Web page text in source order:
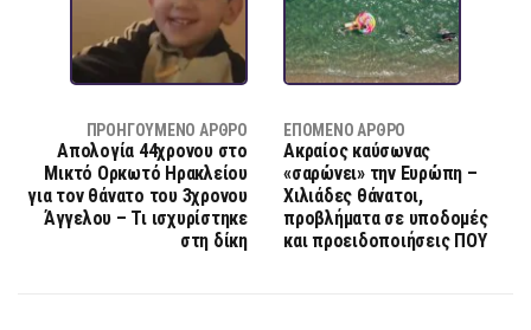
ΠΡΟΗΓΟΎΜΕΝΟ ΆΡΘΡΟ
Απολογία 44χρονου στο
Μικτό Ορκωτό Ηρακλείου
για τον θάνατο του 3χρονου
Άγγελου – Τι ισχυρίστηκε
στη δίκη
ΕΠΌΜΕΝΟ ΆΡΘΡΟ
Ακραίος καύσωνας
«σαρώνει» την Ευρώπη –
Χιλιάδες θάνατοι,
προβλήματα σε υποδομές
και προειδοποιήσεις ΠΟΥ